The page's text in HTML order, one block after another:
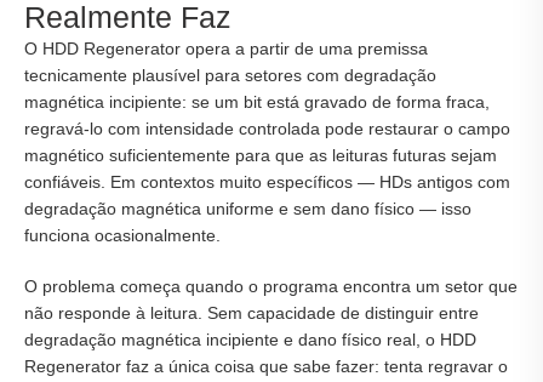
Realmente Faz
O HDD Regenerator opera a partir de uma premissa
tecnicamente plausível para setores com degradação
magnética incipiente: se um bit está gravado de forma fraca,
regravá-lo com intensidade controlada pode restaurar o campo
magnético suficientemente para que as leituras futuras sejam
confiáveis. Em contextos muito específicos — HDs antigos com
degradação magnética uniforme e sem dano físico — isso
funciona ocasionalmente.
O problema começa quando o programa encontra um setor que
não responde à leitura. Sem capacidade de distinguir entre
degradação magnética incipiente e dano físico real, o HDD
Regenerator faz a única coisa que sabe fazer: tenta regravar o